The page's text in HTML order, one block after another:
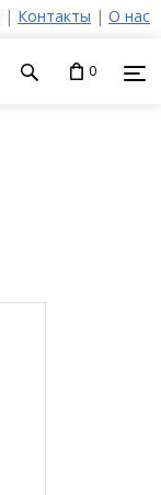
| Контакты | О нас
0